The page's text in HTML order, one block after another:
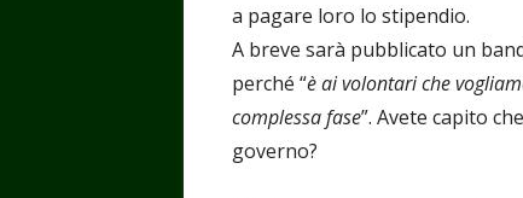
a pagare loro lo stipendio.
A breve sarà pubblicato un
perché “è ai volontari che
complessa fase”. Avete capito
governo?